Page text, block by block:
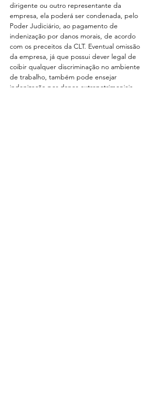
dirigente ou outro representante da
empresa, ela poderá ser condenada, pelo
Poder Judiciário, ao pagamento de
indenização por danos morais, de acordo
com os preceitos da CLT. Eventual omissão
da empresa, já que possui dever legal de
coibir qualquer discriminação no ambiente
de trabalho, também pode ensejar
indenização por danos extrapatrimoniais